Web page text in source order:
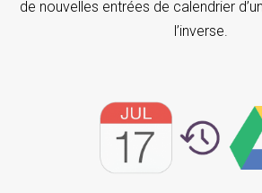
de nouvelles entrées de calendrier
l’inverse.